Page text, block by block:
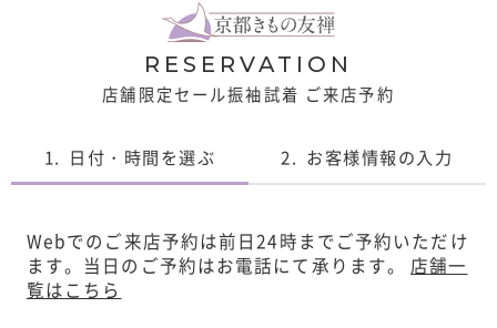
RESERVATION
店舗限定セール振袖試着 ご来店予約
1. 日付・時間を選ぶ 2. お客様情報の入力
Webでのご来店予約は前日24時までご予約いただけ
ます。 当日のご予約はお電話にて承ります。 店舗一
覧はこちら